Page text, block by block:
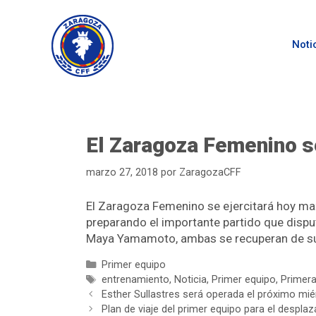
El Zaragoza Femenino
marzo 27, 2018 por ZaragozaCFF
El Zaragoza Femenino se ejercitará hoy
preparando el importante partido que
Maya Yamamoto, ambas se recuperan de
Primer equipo
entrenamiento, Noticia, Primer equipo,
Esther Sullastres será operada el próximo
Plan de viaje del primer equipo para el